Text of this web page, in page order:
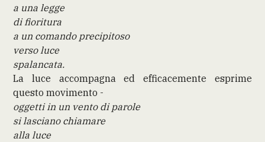
a una legge
di fioritura
a un comando precipitoso
verso luce
spalancata.
La luce accompagna ed efficacemente esprime
questo movimento -
oggetti in un vento di parole
si lasciano chiamare
alla luce